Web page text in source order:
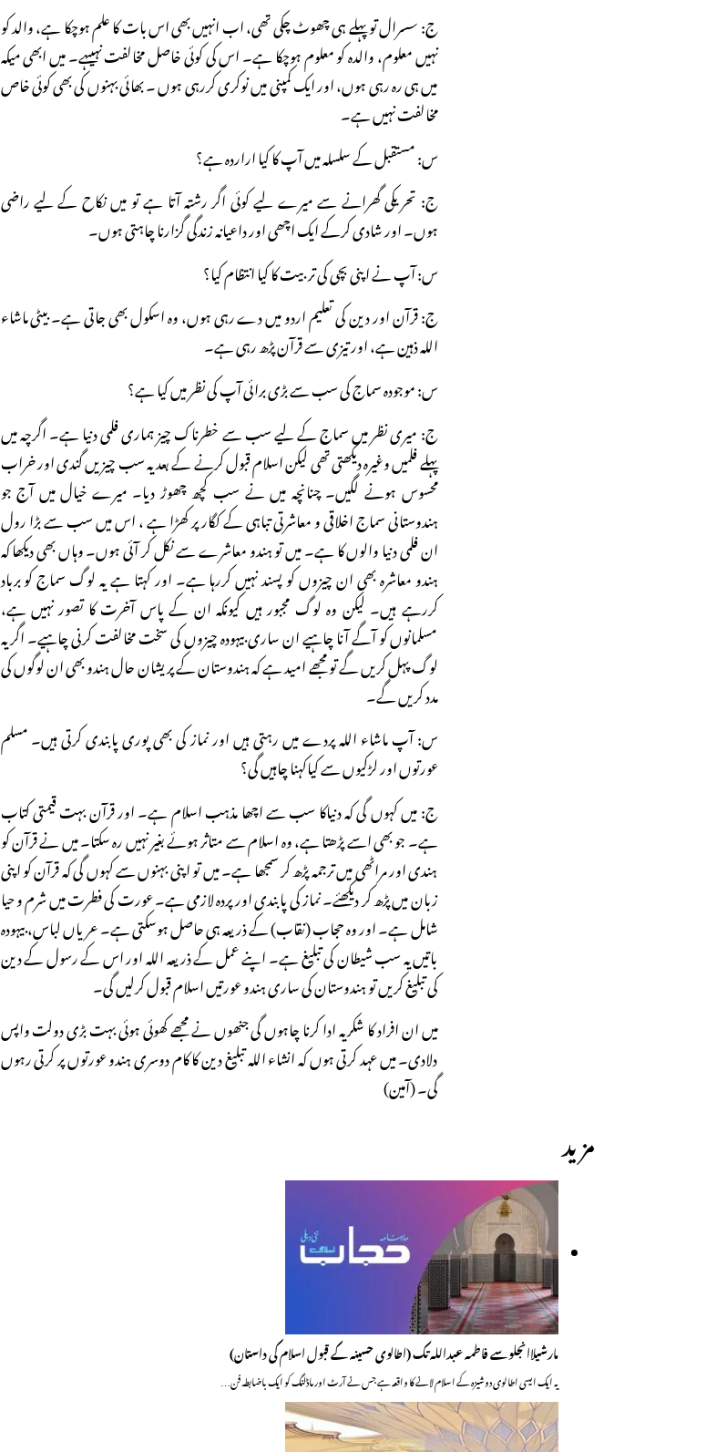
ج: سسرال تو پہلے ہی چھوٹ چکی تھی، اب انہیں بھی اس بات کا علم ہوچکا ہے، والد کو
نہیں معلوم، والدہ کو معلوم ہوچکا ہے۔ اس کی کوئی خاصل مخالفت نہیںہے۔ میں ابھی میکہ
میں ہی رہ رہی ہوں، اور ایک کمپنی میں نوکری کررہی ہوں ۔ بھائی بہنوں کی بھی کوئی خاص
مخالفت نہیں ہے۔
س: مستقبل کے سلسلہ میں آپ کا کیا اراردہ ہے؟
ج: تحریکی گھرانے سے میرے لیے کوئی اگر رشتہ آتا ہے تو میں نکاح کے لیے راضی
ہوں۔ اور شادی کرکے ایک اچھی اور داعیانہ زندگی گزارنا چاہتی ہوں۔
س: آپ نے اپنی بچی کی تربیت کا کیا انتظام کیا؟
ج: قرآن اور دین کی تعلیم اردو میں دے رہی ہوں، وہ اسکول بھی جاتی ہے۔ بیٹی ماشاء
اللہ ذہین ہے، اور تیزی سے قرآن پڑھ رہی ہے۔
س: موجودہ سماج کی سب سے بڑی برائی آپ کی نظر میں کیا ہے؟
ج: میری نظر میں سماج کے لیے سب سے خطرناک چیز ہماری فلمی دنیا ہے۔ اگرچہ میں
پہلے فلمیں وغیرہ دیکھتی تھی لیکن اسلام قبول کرنے کے بعد یہ سب چیزیں گندی اور خراب
محسوس ہونے لگیں۔ چنانچہ میں نے سب کچھ چھوڑ دیا۔ میرے خیال میں آج جو
ہندوستانی سماج اخلاقی و معاشرتی تباہی کے کگار پر کھڑا ہے ، اس میں سب سے بڑا رول
ان فلمی دنیا والوں کا ہے۔ میں تو ہندو معاشرے سے نکل کر آئی ہوں۔ وہاں بھی دیکھا کہ
ہندو معاشرہ بھی ان چیزوں کو پسند نہیں کررہا ہے۔ اور کہتا ہے یہ لوگ سماج کو برباد
کررہے ہیں۔ لیکن وہ لوگ مجبور ہیں کیونکہ ان کے پاس آخرت کا تصور نہیں ہے،
مسلمانوں کو آگے آنا چاہیے ان ساری بیہودہ چیزوں کی سخت مخالفت کرنی چاہیے۔ اگر یہ
لوگ پہل کریں گے تو مجھے امید ہے کہ ہندوستان کے پریشان حال ہندو بھی ان لوگوں کی
مدد کریں گے۔
س: آپ ماشاء اللہ پردے میں رہتی ہیں اور نماز کی بھی پوری پابندی کرتی ہیں۔ مسلم
عورتوں اور لڑکیوں سے کیاکہنا چاہیں گی؟
ج: میں کہوں گی کہ دنیاکا سب سے اچھا مذہب اسلام ہے۔ اور قرآن بہت قیمتی کتاب
ہے۔ جو بھی اسے پڑھتا ہے، وہ اسلام سے متاثر ہوئے بغیر نہیں رہ سکتا۔ میں نے قرآن کو
ہندی اور مراٹھی میں ترجمہ پڑھ کر سمجھا ہے۔ میں تو اپنی بہنوں سے کہوں گی کہ قرآن کو اپنی
زبان میں پڑھ کر دیکھئے۔ نماز کی پابندی اور پردہ لازمی ہے۔ عورت کی فطرت میں شرم و حیا
شامل ہے۔ اور وہ حجاب (نقاب) کے ذریعہ ہی حاصل ہوسکتی ہے۔ عریاں لباس، بیہودہ
باتیں یہ سب شیطان کی تبلیغ ہے۔ اپنے عمل کے ذریعہ اللہ اور اس کے رسول کے دین
کی تبلیغ کریں تو ہندوستان کی ساری ہندو عورتیں اسلام قبول کرلیں گی۔
میں ان افراد کا شکریہ ادا کرنا چاہوں گی جنھوں نے مجھے کھوئی ہوئی بہت بڑی دولت واپس
دلادی۔ میں عہد کرتی ہوں کہ انشاء اللہ تبلیغ دین کا کام دوسری ہندو عورتوں پر کرتی رہوں
گی۔ (آمین)
مزید
مارشیلاانجلوسے فاطمہ عبداللہ تک (اطالوی حسینہ کے قبول اسلام کی داستان)
یہ ایک ایسی اطالوی دوشیزہ کے اسلام لانے کا واقعہ ہے جس نے آرٹ اور ماڈلنگ کو ایک باضابطہ فن…